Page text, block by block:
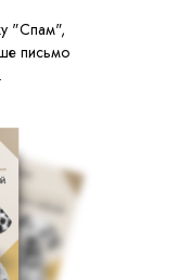
"Спам",
письмо